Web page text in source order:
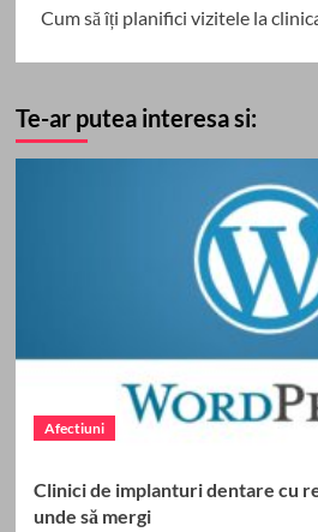
Cum să îți planifici vizitele la
Te-ar putea interesa si:
Afectiuni
Clinici de implanturi dentare cu
unde să mergi